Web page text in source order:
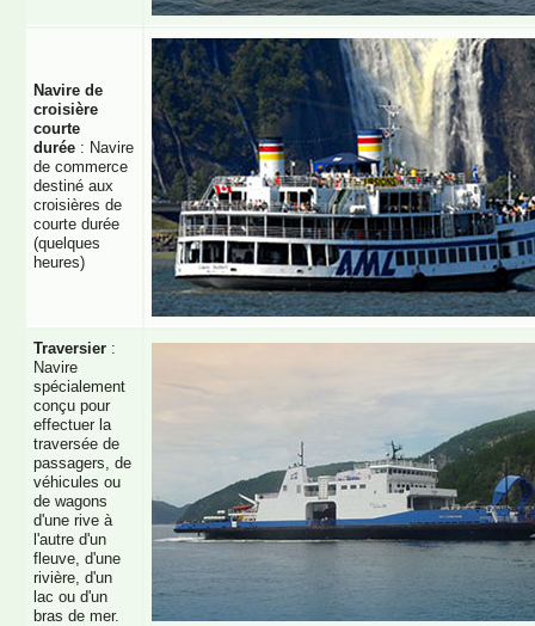
Navire de
croisière
courte
durée : Navire
de commerce
destiné aux
croisières de
courte durée
(quelques
heures)
Traversier :
Navire
spécialement
conçu pour
effectuer la
traversée de
passagers, de
véhicules ou
de wagons
d'une rive à
l'autre d'un
fleuve, d'une
rivière, d'un
lac ou d'un
bras de mer.